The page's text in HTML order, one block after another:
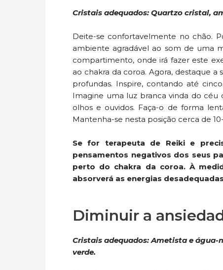
Cristais adequados: Quartzo cristal,
Deite-se confortavelmente no chão.
ambiente agradável ao som de uma
compartimento, onde irá fazer este
ao chakra da coroa. Agora, destaque a
profundas. Inspire, contando até
Imagine uma luz branca vinda do céu
olhos e ouvidos. Faça-o de forma
Mantenha-se nesta posição cerca de
Se for terapeuta de Reiki e
pensamentos negativos dos seus
perto do chakra da coroa. À
absorverá as energias
Diminuir a
Cristais adequados: Ametista e
verde.